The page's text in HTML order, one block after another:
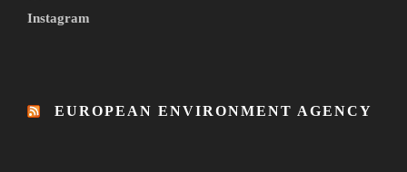
Instagram
EUROPEAN ENVIRONMENT AGENCY